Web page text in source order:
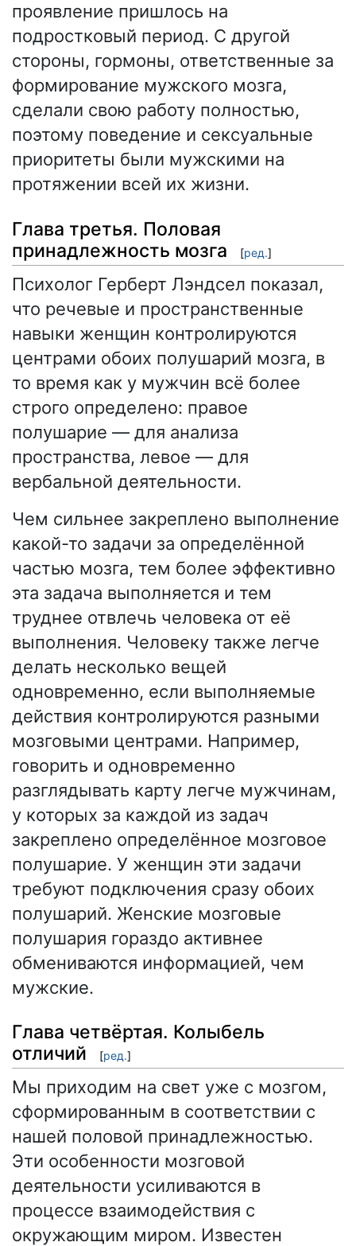
проявление пришлось на
подростковый период. С другой
стороны, гормоны, ответственные за
формирование мужского мозга,
сделали свою работу полностью,
поэтому поведение и сексуальные
приоритеты были мужскими на
протяжении всей их жизни.
Глава третья. Половая
принадлежность мозга
[ред.]
Психолог Герберт Лэндсел показал,
что речевые и пространственные
навыки женщин контролируются
центрами обоих полушарий мозга, в
то время как у мужчин всё более
строго определено: правое
полушарие — для анализа
пространства, левое — для
вербальной деятельности.
Чем сильнее закреплено выполнение
какой-то задачи за определённой
частью мозга, тем более эффективно
эта задача выполняется и тем
труднее отвлечь человека от её
выполнения. Человеку также легче
делать несколько вещей
одновременно, если выполняемые
действия контролируются разными
мозговыми центрами. Например,
говорить и одновременно
разглядывать карту легче мужчинам,
у которых за каждой из задач
закреплено определённое мозговое
полушарие. У женщин эти задачи
требуют подключения сразу обоих
полушарий. Женские мозговые
полушария гораздо активнее
обмениваются информацией, чем
мужские.
Глава четвёртая. Колыбель
отличий
[ред.]
Мы приходим на свет уже с мозгом,
сформированным в соответствии с
нашей половой принадлежностью.
Эти особенности мозговой
деятельности усиливаются в
процессе взаимодействия с
окружающим миром. Известен